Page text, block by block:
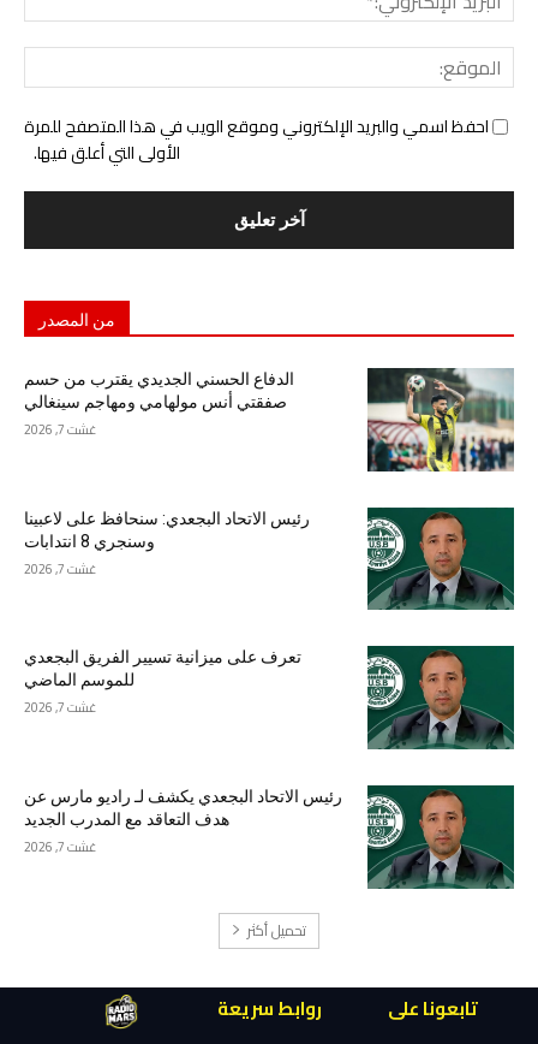
احفظ اسمي والبريد الإلكتروني وموقع الويب في هذا المتصفح للمرة
الأولى التي أعلق فيها.
من المصدر
الدفاع الحسني الجديدي يقترب من حسم
صفقتي أنس مولهامي ومهاجم سينغالي
غشت 7, 2026
رئيس الاتحاد البجعدي: سنحافظ على لاعبينا
وسنجري 8 انتدابات
غشت 7, 2026
تعرف على ميزانية تسيير الفريق البجعدي
للموسم الماضي
غشت 7, 2026
رئيس الاتحاد البجعدي يكشف لـ راديو مارس عن
هدف التعاقد مع المدرب الجديد
غشت 7, 2026
تحميل أكثر
تابعونا على
روابط سريعة